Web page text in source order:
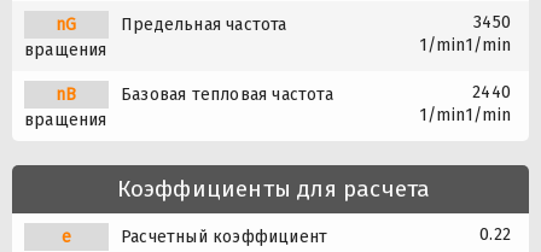
nG
Предельная частота
вращения
3450
1/min1/min
nB
Базовая тепловая частота
вращения
2440
1/min1/min
Коэффициенты для расчета
e Расчетный коэффициент 0.22